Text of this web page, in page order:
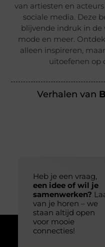
van artiesten en
sociale media. Deze
blijvende indruk in
mode en meer.
alleen inspireren,
uitoefenen op
Verhalen van
Heb je een vraag,
een idee of wil je
samenwerken?
van je horen – we
staan altijd open
voor mooie
connecties!